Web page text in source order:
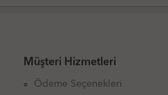
Müşteri Hizmetleri
Ödeme Seçenekleri